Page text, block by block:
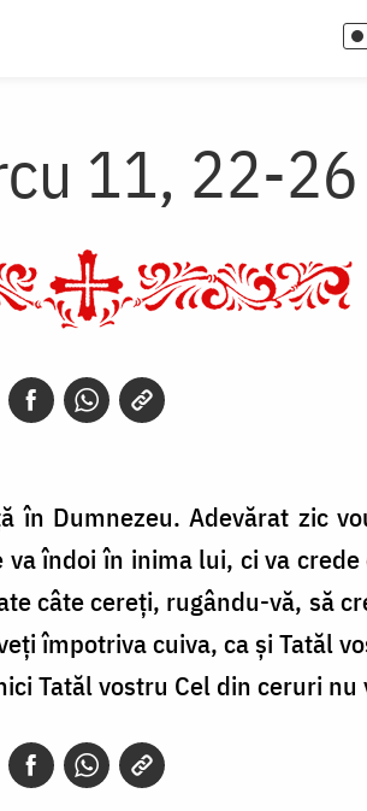
11, 22-26
în Dumnezeu. Adevărat zic
îndoi în inima lui, ci va crede
câte cereți, rugându-vă, să
împotriva cuiva, ca și Tatăl
Tatăl vostru Cel din ceruri